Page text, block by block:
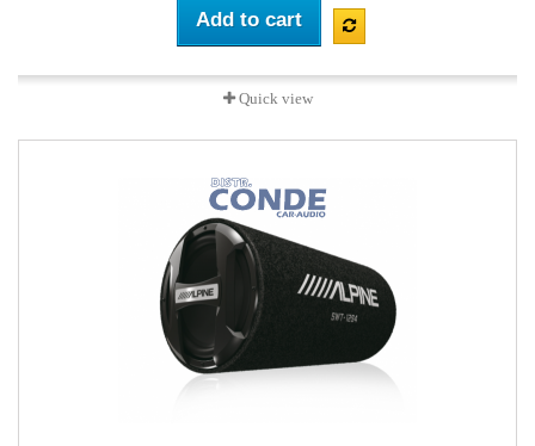
Add to cart
Quick view